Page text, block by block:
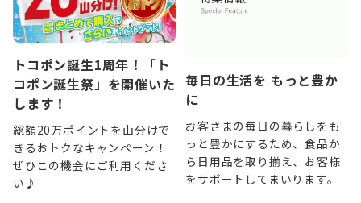
トコポン誕生1周年！「ト
コポン誕生祭」を開催いた
します！
総額20万ポイントを山分けで
きるおトクなキャンペーン！
ぜひこの機会にご利用くださ
い♪
毎日の生活を もっと豊か
に
お客さまの毎日の暮らしをも
っと豊かにするため、食品か
ら日用品を取り揃え、お客様
をサポートしてまいります。